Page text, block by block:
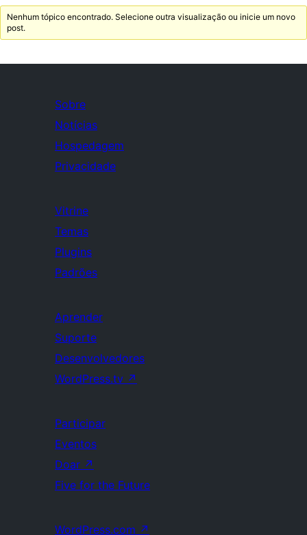
Nenhum tópico encontrado. Selecione outra visualização ou inicie um novo
post.
Sobre
Notícias
Hospedagem
Privacidade
Vitrine
Temas
Plugins
Padrões
Aprender
Suporte
Desenvolvedores
WordPress.tv ↗
Participar
Eventos
Doar ↗
Five for the Future
WordPress.com ↗